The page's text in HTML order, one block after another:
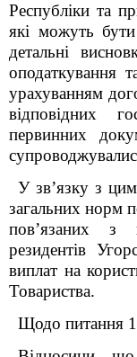
Республіки та
які можуть бути
детальні
оподаткування
урахуванням
відповідних
первинних
У зв’язку з
загальних норм
пов’язаних з
резидентів
виплат на
Товариства.
Щодо питання 1